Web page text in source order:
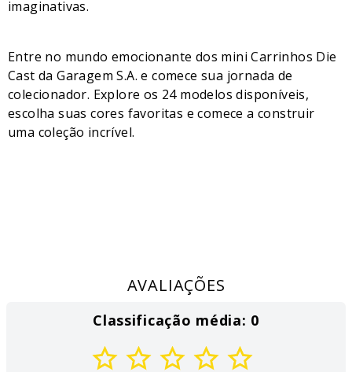
imaginativas.
Entre no mundo emocionante dos mini Carrinhos Die
Cast da Garagem S.A. e comece sua jornada de
colecionador. Explore os 24 modelos disponíveis,
escolha suas cores favoritas e comece a construir
uma coleção incrível.
AVALIAÇÕES
Classificação média: 0